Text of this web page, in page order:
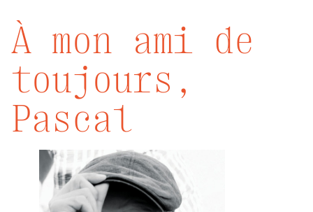
À mon ami de
toujours,
Pascal